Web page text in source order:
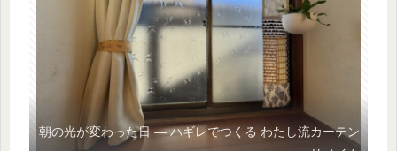
朝の光が変わった日 ― ハギレでつくる わたし流カーテン